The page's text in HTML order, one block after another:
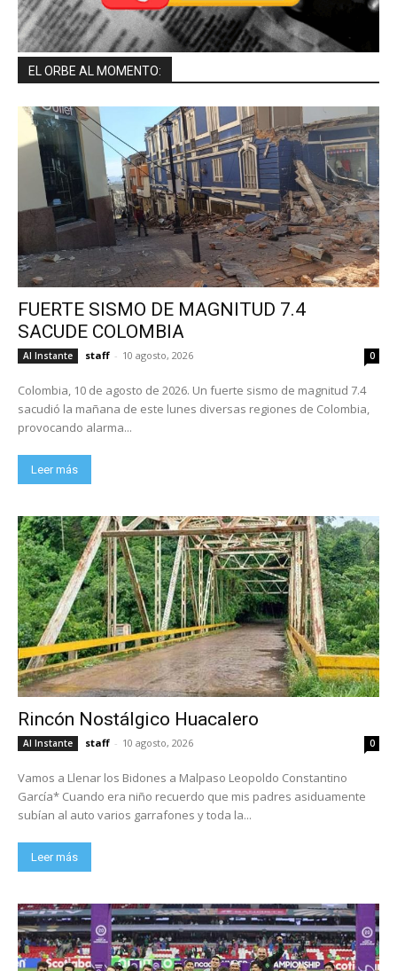
EL ORBE AL MOMENTO:
FUERTE SISMO DE MAGNITUD 7.4
SACUDE COLOMBIA
Al Instante staff - 10 agosto, 2026 0
Colombia, 10 de agosto de 2026. Un fuerte sismo de magnitud 7.4
sacudió la mañana de este lunes diversas regiones de Colombia,
provocando alarma...
Leer más
Rincón Nostálgico Huacalero
Al Instante staff - 10 agosto, 2026 0
Vamos a Llenar los Bidones a Malpaso Leopoldo Constantino
García* Cuando era niño recuerdo que mis padres asiduamente
subían al auto varios garrafones y toda la...
Leer más